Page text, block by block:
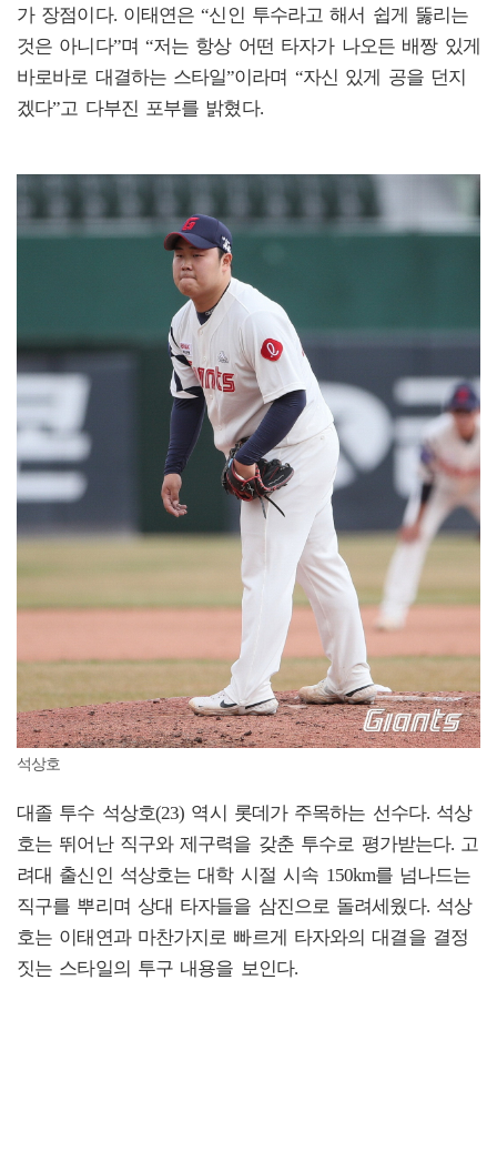
가 장점이다. 이태연은 “신인 투수라고 해서 쉽게 뚫리는
것은 아니다”며 “저는 항상 어떤 타자가 나오든 배짱 있게
바로바로 대결하는 스타일”이라며 “자신 있게 공을 던지
겠다”고 다부진 포부를 밝혔다.
석상호
대졸 투수 석상호(23) 역시 롯데가 주목하는 선수다. 석상
호는 뛰어난 직구와 제구력을 갖춘 투수로 평가받는다. 고
려대 출신인 석상호는 대학 시절 시속 150km를 넘나드는
직구를 뿌리며 상대 타자들을 삼진으로 돌려세웠다. 석상
호는 이태연과 마찬가지로 빠르게 타자와의 대결을 결정
짓는 스타일의 투구 내용을 보인다.